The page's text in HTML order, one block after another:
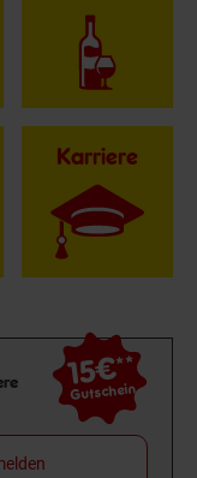
Karriere
15€**
Gutschein